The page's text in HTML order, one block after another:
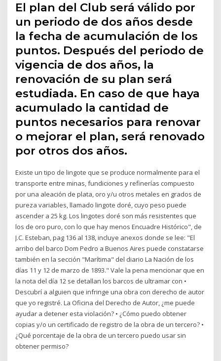
El plan del Club será válido por
un periodo de dos años desde
la fecha de acumulación de los
puntos. Después del periodo de
vigencia de dos años, la
renovación de su plan será
estudiada. En caso de que haya
acumulado la cantidad de
puntos necesarios para renovar
o mejorar el plan, será renovado
por otros dos años.
Existe un tipo de lingote que se produce normalmente para el
transporte entre minas, fundiciones y refinerías compuesto
por una aleación de plata, oro y/u otros metales en grados de
pureza variables, llamado lingote doré, cuyo peso puede
ascender a 25 kg. Los lingotes doré son más resistentes que
los de oro puro, con lo que hay menos Encuadre Histórico", de
J.C. Esteban, pag 136 al 138, incluye anexos donde se lee: "El
arribo del barco Dom Pedro a Buenos Aires puede constatarse
también en la sección "Marítima" del diario La Nación de los
días 11 y 12 de marzo de 1893." Vale la pena mencionar que en
la nota del día 12 se detallan los barcos de ultramar con •
Descubrí a alguien que infringe una obra con derecho de autor
que yo registré. La Oficina del Derecho de Autor, ¿me puede
ayudar a detener esta violación? • ¿Cómo puedo obtener
copias y/o un certificado de registro de la obra de un tercero? •
¿Qué porcentaje de la obra de un tercero puedo usar sin
obtener permiso?